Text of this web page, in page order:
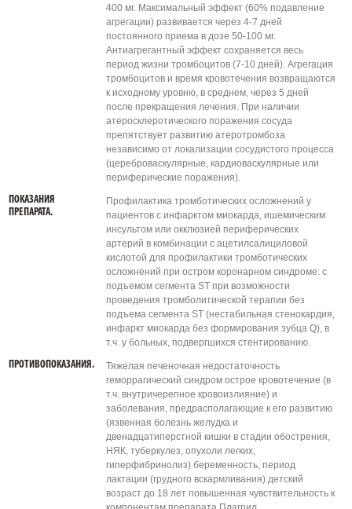
400 мг. Максимальный эффект (60% подавление
агрегации) развивается через 4-7 дней
постоянного приема в дозе 50-100 мг.
Антиагрегантный эффект сохраняется весь
период жизни тромбоцитов (7-10 дней). Агрегация
тромбоцитов и время кровотечения возвращаются
к исходному уровню, в среднем, через 5 дней
после прекращения лечения. При наличии
атеросклеротического поражения сосуда
препятствует развитию атеротромбоза
независимо от локализации сосудистого процесса
(цереброваскулярные, кардиоваскулярные или
периферические поражения).
ПОКАЗАНИЯ
ПРЕПАРАТА.
Профилактика тромботических осложнений у
пациентов с инфарктом миокарда, ишемическим
инсультом или окклюзией периферических
артерий в комбинации с ацетилсалициловой
кислотой для профилактики тромботических
осложнений при остром коронарном синдроме: с
подъемом сегмента ST при возможности
проведения тромболитической терапии без
подъема сегмента ST (нестабильная стенокардия,
инфаркт миокарда без формирования зубца Q), в
т.ч. у больных, подвергшихся стентированию.
ПРОТИВОПОКАЗАНИЯ.
Тяжелая печеночная недостаточность
геморрагический синдром острое кровотечение (в
т.ч. внутричерепное кровоизлияние) и
заболевания, предрасполагающие к его развитию
(язвенная болезнь желудка и
двенадцатиперстной кишки в стадии обострения,
НЯК, туберкулез, опухоли легких,
гиперфибринолиз) беременность, период
лактации (грудного вскармливания) детский
возраст до 18 лет повышенная чувствительность к